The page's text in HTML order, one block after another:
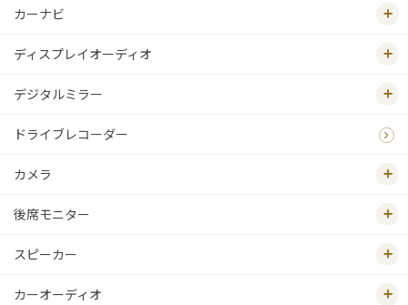
カーナビ
ディスプレイオーディオ
デジタルミラー
ドライブレコーダー
カメラ
後席モニター
スピーカー
カーオーディオ